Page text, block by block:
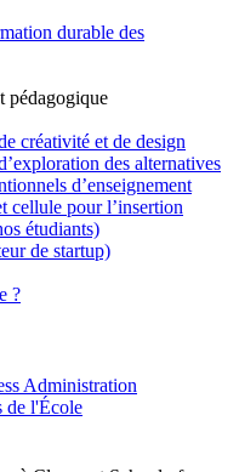
durable des
pédagogique
créativité et de design
des alternatives
d’enseignement
cellule pour l’insertion
étudiants)
de startup)
?
Administration
de l'École